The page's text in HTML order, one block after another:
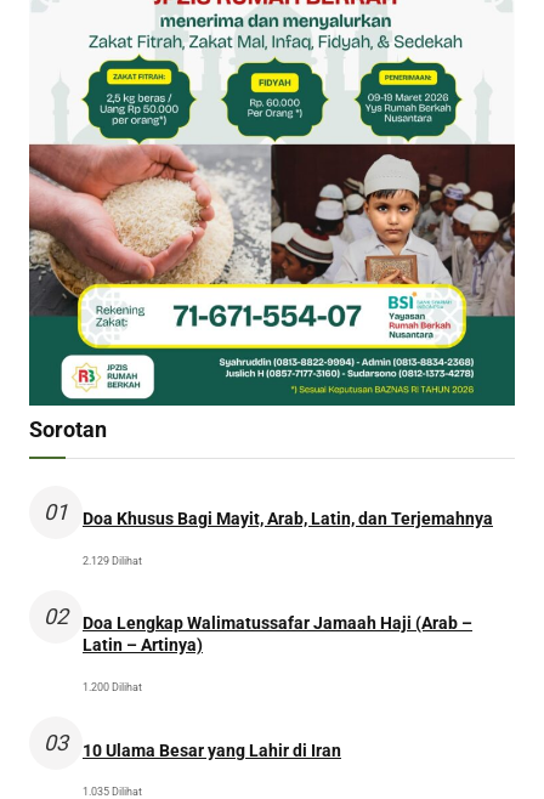
Sorotan
01 Doa Khusus Bagi Mayit, Arab, Latin, dan Terjemahnya
2.129 Dilihat
02
Doa Lengkap Walimatussafar Jamaah Haji (Arab –
Latin – Artinya)
1.200 Dilihat
03 10 Ulama Besar yang Lahir di Iran
1.035 Dilihat